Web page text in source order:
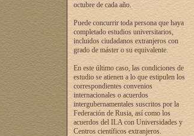
octubre de cada año.
Puede concurrir toda persona que haya
completado estudios universitarios,
incluidos ciudadanos extranjeros con
grado de máster o su equivalente.
En este último caso, las condiciones de
estudio se atienen a lo que estipulen los
correspondientes convenios
internacionales o acuerdos
intergubernamentales suscritos por la
Federación de Rusia, así como los
acuerdos del ILA con Universidades y
Centros científicos extranjeros.